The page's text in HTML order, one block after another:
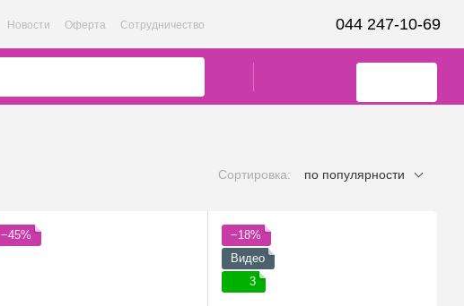
Новости Оферта Сотрудничество 044 247-10-69
Сортировка: по популярности
−45%
−18%
Видео
3